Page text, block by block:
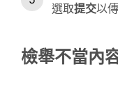
選取提交以
檢舉不當內